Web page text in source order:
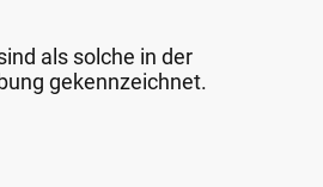
als solche in der
gekennzeichnet.